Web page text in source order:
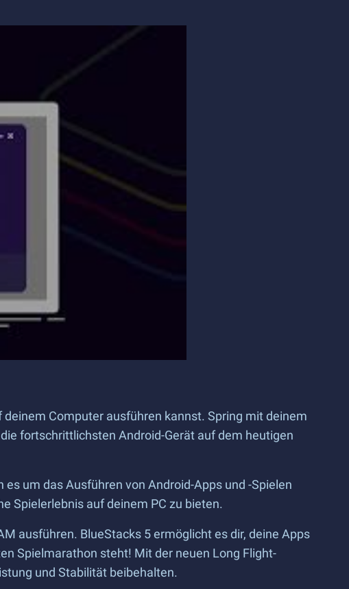
Computer ausführen kannst. Spring mit deinem
fortschrittlichsten Android-Gerät auf dem heutigen
um das Ausführen von Android-Apps und -Spielen
Spielerlebnis auf deinem PC zu bieten.
ausführen. BlueStacks 5 ermöglicht es dir, deine Apps
Spielmarathon steht! Mit der neuen Long Flight-
und Stabilität beibehalten.